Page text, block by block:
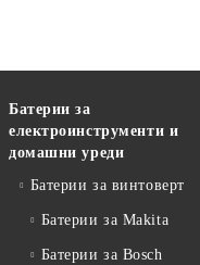
Батерии за
електроинструменти и
домашни уреди
Батерии за винтоверт
Батерии за Makita
Батерии за Bosch